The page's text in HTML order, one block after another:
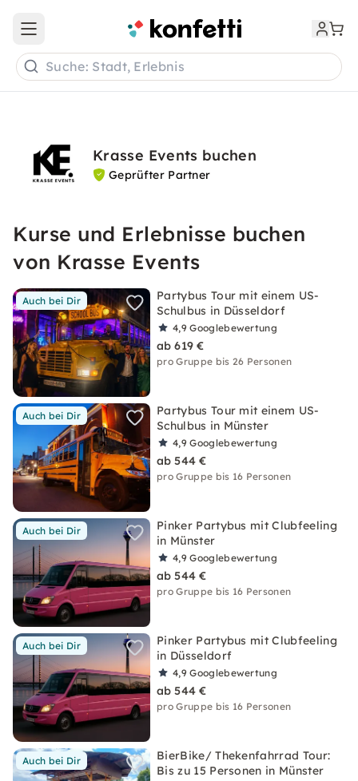
Open main menu
Suche: Stadt, Erlebnis
Krasse Events buchen
Geprüfter Partner
Kurse und Erlebnisse buchen
von Krasse Events
Auch bei Dir
Partybus Tour mit einem US-
Schulbus in Düsseldorf
4,9Googlebewertung
ab 619 €
pro Gruppe bis 26 Personen
Auch bei Dir
Partybus Tour mit einem US-
Schulbus in Münster
4,9Googlebewertung
ab 544 €
pro Gruppe bis 16 Personen
Auch bei Dir
Pinker Partybus mit Clubfeeling
in Münster
4,9Googlebewertung
ab 544 €
pro Gruppe bis 16 Personen
Auch bei Dir
Pinker Partybus mit Clubfeeling
in Düsseldorf
4,9Googlebewertung
ab 544 €
pro Gruppe bis 16 Personen
Auch bei Dir
BierBike/ Thekenfahrrad Tour:
Bis zu 15 Personen in Münster